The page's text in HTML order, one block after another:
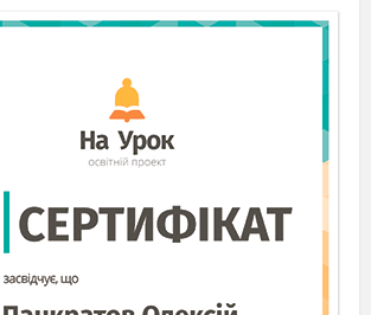
в моє віконце.
у небі зорі,
й горе.
де з приходом вечірньої
людське горе?
біленькі хати,
гаю чувати.
біленькі хати.
діточок мати,
тихенько дише,
до сну колише.